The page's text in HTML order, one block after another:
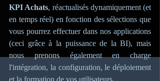
KPI Achats, réactualisés dynamiquement (et
en temps réel) en fonction des sélections que
vous pourrez effectuer dans nos applications
(ceci grâce à la puissance de la BI), mais
nous prenons également en charge
l'intégration, la configuration, le déploiement
et la formation de vos utilisateurs.